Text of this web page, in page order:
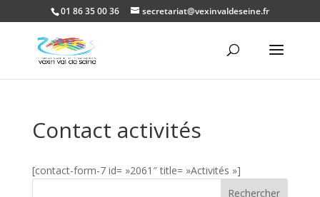
01 86 35 00 36 secretariat@vexinvaldeseine.fr
Contact activités
[contact-form-7 id= »2061″ title= »Activités »]